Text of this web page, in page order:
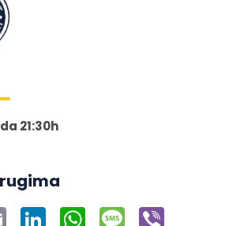
21:30h
Email LinkedInWhatsApp
Message